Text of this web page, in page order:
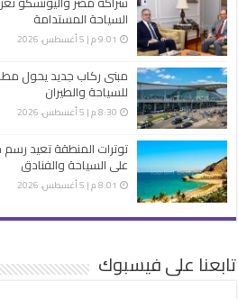
السياحة المستدامة
9:01 م | 5 أغسطس، 2026
مبنى ركاب جديد يحول
للسياحة والطيران
8:30 م | 5 أغسطس، 2026
توترات المنطقة تعيد
على السياحة والفنادق
8:01 م | 5 أغسطس، 2026
تابعنا على فيسبوك